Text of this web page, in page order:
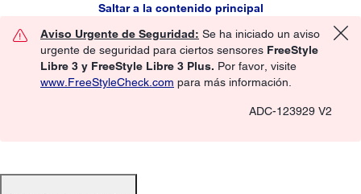
Saltar a la contenido principal
Aviso Urgente de Seguridad: Se ha iniciado un aviso
urgente de seguridad para ciertos sensores FreeStyle
Libre 3 y FreeStyle Libre 3 Plus. Por favor, visite
www.FreeStyleCheck.com para más información.
ADC-123929 V2